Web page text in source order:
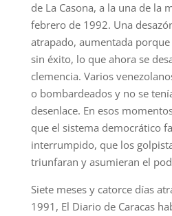
de La Casona, a la una de la
febrero de 1992. Una
atrapado, aumentada
sin éxito, lo que ahora se
clemencia. Varios
o bombardeados y no se
desenlace. En esos
que el sistema democrático
interrumpido, que los
triunfaran y asumieran el
Siete meses y catorce días
1991, El Diario de Caracas